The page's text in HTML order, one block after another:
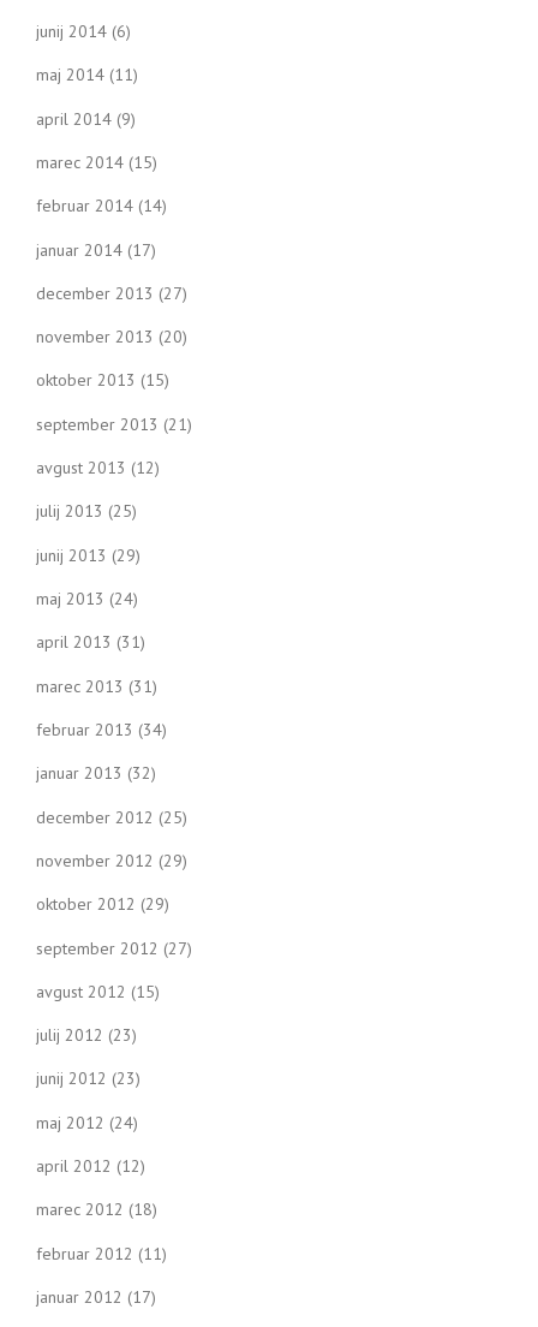
junij 2014 (6)
maj 2014 (11)
april 2014 (9)
marec 2014 (15)
februar 2014 (14)
januar 2014 (17)
december 2013 (27)
november 2013 (20)
oktober 2013 (15)
september 2013 (21)
avgust 2013 (12)
julij 2013 (25)
junij 2013 (29)
maj 2013 (24)
april 2013 (31)
marec 2013 (31)
februar 2013 (34)
januar 2013 (32)
december 2012 (25)
november 2012 (29)
oktober 2012 (29)
september 2012 (27)
avgust 2012 (15)
julij 2012 (23)
junij 2012 (23)
maj 2012 (24)
april 2012 (12)
marec 2012 (18)
februar 2012 (11)
januar 2012 (17)